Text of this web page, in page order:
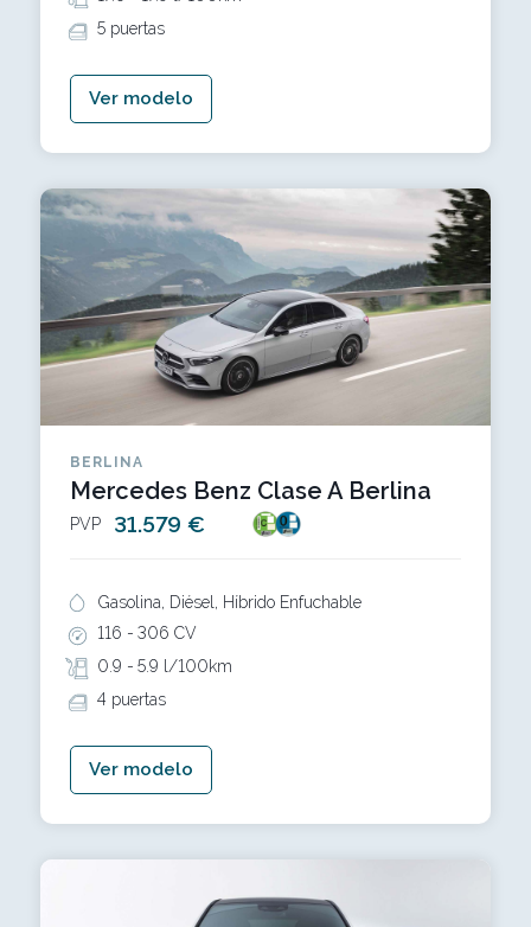
5 puertas
Ver modelo
BERLINA
Mercedes Benz Clase A Berlina
PVP 31.579 €
Gasolina, Diésel, Híbrido Enfuchable
116 - 306 CV
0.9 - 5.9 l/100km
4 puertas
Ver modelo